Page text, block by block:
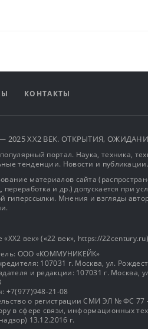
КОНТАКТЫ
2025 XX2 ВЕК. ОТКРЫТИЯ,
портал. Наука, техника,
тенденции. Новости и публикации.
материалов сайта
переработка и др.) допускается при
гиперссылки. Мнения и взгляды
«XX2 век» («22 век», https://22century.ru)
OOO «КОММУНИКЕЙК»
107031 г. Москва, ул.
и редакции: 107031 г. Москва,
+7(977)948-21-08
о регистрации СМИ ЭЛ № ФС 77
в сфере связи, информационных
13.12.2016 г.